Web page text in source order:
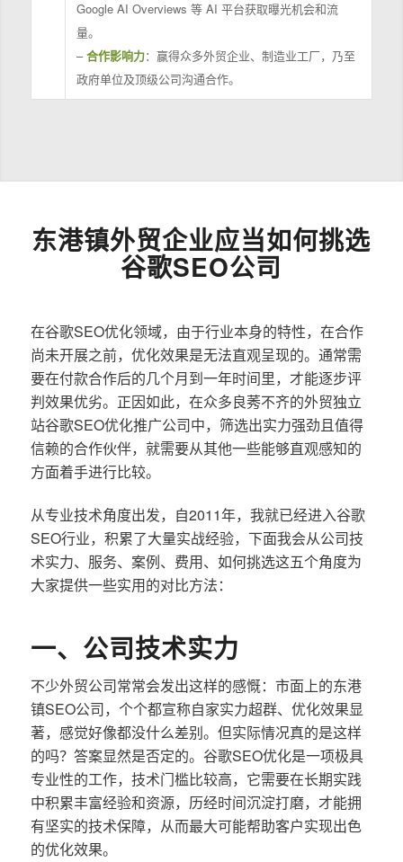
Google AI Overviews 等 AI 平台获取曝光机会和流
量。
–合作影响力：赢得众多外贸企业、制造业工厂，乃至
政府单位及顶级公司沟通合作。
东港镇外贸企业应当如何挑选
谷歌SEO公司
在谷歌SEO优化领域，由于行业本身的特性，在合作
尚未开展之前，优化效果是无法直观呈现的。通常需
要在付款合作后的几个月到一年时间里，才能逐步评
判效果优劣。正因如此，在众多良莠不齐的外贸独立
站谷歌SEO优化推广公司中，筛选出实力强劲且值得
信赖的合作伙伴，就需要从其他一些能够直观感知的
方面着手进行比较。
从专业技术角度出发，自2011年，我就已经进入谷歌
SEO行业，积累了大量实战经验，下面我会从公司技
术实力、服务、案例、费用、如何挑选这五个角度为
大家提供一些实用的对比方法：
一、公司技术实力
不少外贸公司常常会发出这样的感慨：市面上的东港
镇SEO公司，个个都宣称自家实力超群、优化效果显
著，感觉好像都没什么差别。但实际情况真的是这样
的吗？答案显然是否定的。谷歌SEO优化是一项极具
专业性的工作，技术门槛比较高，它需要在长期实践
中积累丰富经验和资源，历经时间沉淀打磨，才能拥
有坚实的技术保障，从而最大可能帮助客户实现出色
的优化效果。